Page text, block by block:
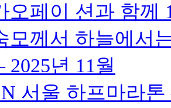
오페이 션과 함께
모께서 하늘에서
2025년 11월
서울 하프마라톤